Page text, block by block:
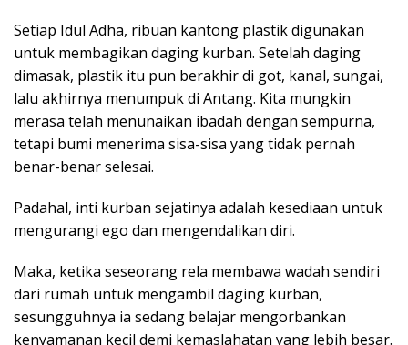
Setiap Idul Adha, ribuan kantong plastik digunakan
untuk membagikan daging kurban. Setelah daging
dimasak, plastik itu pun berakhir di got, kanal, sungai,
lalu akhirnya menumpuk di Antang. Kita mungkin
merasa telah menunaikan ibadah dengan sempurna,
tetapi bumi menerima sisa-sisa yang tidak pernah
benar-benar selesai.
Padahal, inti kurban sejatinya adalah kesediaan untuk
mengurangi ego dan mengendalikan diri.
Maka, ketika seseorang rela membawa wadah sendiri
dari rumah untuk mengambil daging kurban,
sesungguhnya ia sedang belajar mengorbankan
kenyamanan kecil demi kemaslahatan yang lebih besar.